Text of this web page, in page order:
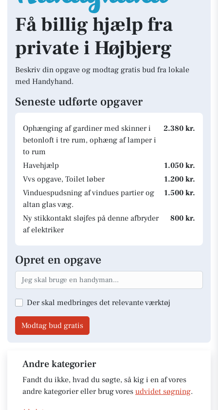
Få billig hjælp fra
private i Højbjerg
Beskriv din opgave og modtag gratis bud fra lokale
med Handyhand.
Seneste udførte opgaver
Ophænging af gardiner med skinner i
betonloft i tre rum, ophæng af lamper i
to rum
2.380 kr.
Havehjælp
1.050 kr.
Vvs opgave, Toilet løber
1.200 kr.
Vinduespudsning af vindues partier og
altan glas væg.
1.500 kr.
Ny stikkontakt sløjfes på denne afbryder
af elektriker
800 kr.
Opret en opgave
Der skal medbringes det relevante værktøj
Modtag bud gratis
Andre kategorier
Fandt du ikke, hvad du søgte, så kig i en af vores
andre kategorier eller brug vores udvidet søgning.